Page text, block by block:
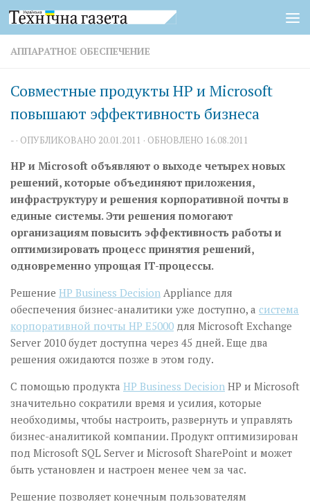
Перейти к содержимому
АППАРАТНОЕ ОБЕСПЕЧЕНИЕ
Совместные продукты HP и Microsoft
повышают эффективность бизнеса
- · ОПУБЛИКОВАНО 20.01.2011 · ОБНОВЛЕНО 16.08.2011
HP и Microsoft объявляют о выходе четырех новых
решений, которые объединяют приложения,
инфраструктуру и решения корпоративной почты в
единые системы. Эти решения помогают
организациям повысить эффективность работы и
оптимизировать процесс принятия решений,
одновременно упрощая IT-процессы.
Решение HP Business Decision Appliance для
обеспечения бизнес-аналитики уже доступно, а система
корпоративной почты HP Е5000 для Microsoft Exchange
Server 2010 будет доступна через 45 дней. Еще два
решения ожидаются позже в этом году.
С помощью продукта HP Business Decision HP и Microsoft
значительно сократили время и усилия, которые
необходимы, чтобы настроить, развернуть и управлять
бизнес-аналитикой компании. Продукт оптимизирован
под Microsoft SQL Server и Microsoft SharePoint и может
быть установлен и настроен менее чем за час.
Решение позволяет конечным пользователям